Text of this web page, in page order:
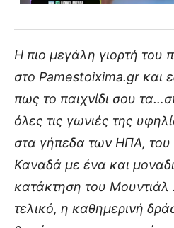
Η πιο μεγάλη γιορτή του
στο Pamestoixima.gr και
πως το παιχνίδι σου
όλες τις γωνιές της
στα γήπεδα των ΗΠΑ, του
Καναδά με ένα και
κατάκτηση του Μουντιάλ
τελικό, η καθημερινή